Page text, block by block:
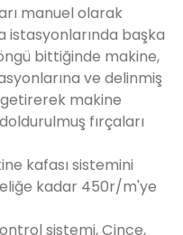
manuel olarak
istasyonlarında başka
bittiğinde makine,
ve delinmiş
makine
fırçaları
kafası sistemini
kadar 450r/m'ye
sistemi, Çince,